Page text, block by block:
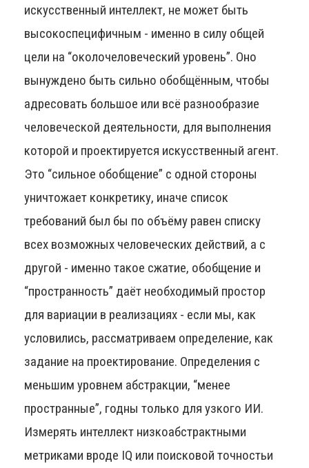
искусственный интеллект, не может быть
высокоспецифичным - именно в силу общей
цели на “околочеловеческий уровень”. Оно
вынуждено быть сильно обобщённым, чтобы
адресовать большое или всё разнообразие
человеческой деятельности, для выполнения
которой и проектируется искусственный агент.
Это “сильное обобщение” с одной стороны
уничтожает конкретику, иначе список
требований был бы по объёму равен списку
всех возможных человеческих действий, а с
другой - именно такое сжатие, обобщение и
“пространность” даёт необходимый простор
для вариации в реализациях - если мы, как
условились, рассматриваем определение, как
задание на проектирование. Определения с
меньшим уровнем абстракции, “менее
пространные”, годны только для узкого ИИ.
Измерять интеллект низкоабстрактными
метриками вроде IQ или поисковой точностьи